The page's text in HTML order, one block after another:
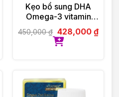
Kẹo bổ sung DHA
Omega-3 vitamin
Neubria Neu Kid- Anh
30 viên
450,000₫ 428,000 ₫